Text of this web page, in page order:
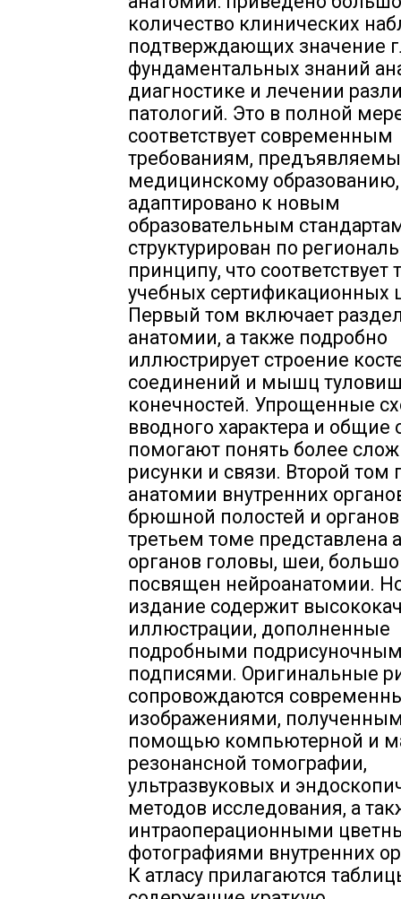
количество клинических
подтверждающих значение
фундаментальных знаний
диагностике и лечении
патологий. Это в полной
соответствует современным
требованиям,
медицинскому
адаптировано к новым
образовательным
структурирован по
принципу, что соответствует
учебных сертификационных
Первый том включает
анатомии, а также подробно
иллюстрирует строение
соединений и мышц
конечностей. Упрощенные
вводного характера и общие
помогают понять более
рисунки и связи. Второй том
анатомии внутренних
брюшной полостей и органов
третьем томе представлена
органов головы, шеи,
посвящен нейроанатомии.
издание содержит
иллюстрации, дополненные
подробными
подписями. Оригинальные
сопровождаются
изображениями,
помощью компьютерной и
резонансной томографии,
ультразвуковых и
методов исследования, а
интраоперационными
фотографиями внутренних
К атласу прилагаются